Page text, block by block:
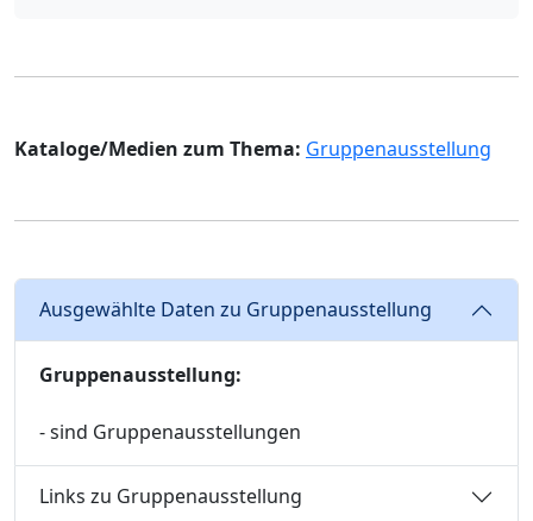
Kataloge/Medien zum Thema: Gruppenausstellung
Ausgewählte Daten zu Gruppenausstellung
Gruppenausstellung:
- sind Gruppenausstellungen
Links zu Gruppenausstellung